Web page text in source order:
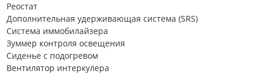
Реостат
Дополнительная удерживающая система (SRS)
Система иммобилайзера
Зуммер контроля освещения
Сиденье с подогревом
Вентилятор интеркулера